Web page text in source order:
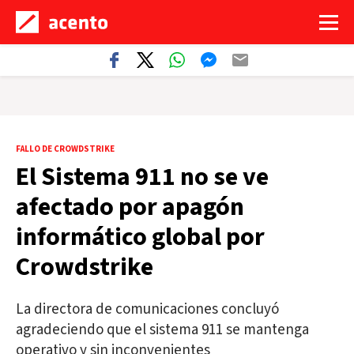
FALLO DE CROWDSTRIKE
El Sistema 911 no se ve
afectado por apagón
informático global por
Crowdstrike
La directora de comunicaciones concluyó
agradeciendo que el sistema 911 se mantenga